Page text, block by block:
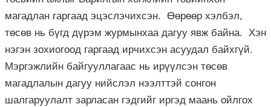
магадлан гаргаад эцэслэчихсэн. Өөрөөр хэлбэл,
төсөв нь бүгд дүрэм журмынхаа дагуу явж байна. Хэн
нэгэн зохиогоод гаргаад ирчихсэн асуудал байхгүй.
Мэргэжлийн байгууллагаас нь ирүүлсэн төсөв
магадлалын дагуу нийслэл нээлттэй сонгон
шалгаруулалт зарласан гэдгийг иргэд маань ойлгох